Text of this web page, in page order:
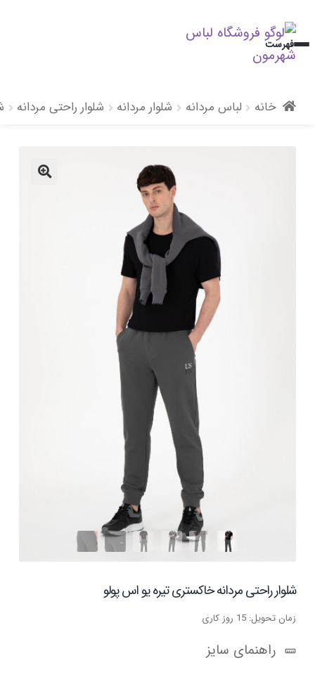
پرش
به
پرش
به
فهرست
خانه لباس مردانه شلوار مردانه شلوار راحتی مردانه
شلوار راحتی مردانه خاکستری تیره یو اس پولو
زمان تحویل: 15 روز کاری
راهنمای سایز